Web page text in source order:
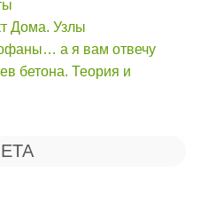
Дома. Узлы
а я вам отвечу
бетона. Теория и